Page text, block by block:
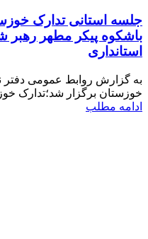
جلسه استانی تدارک
باشکوه پیکر مطهر رهبر
استانداری
به گزارش روابط عمومی دفتر
خوزستان برگزار شد؛تدارک
ادامه مطلب